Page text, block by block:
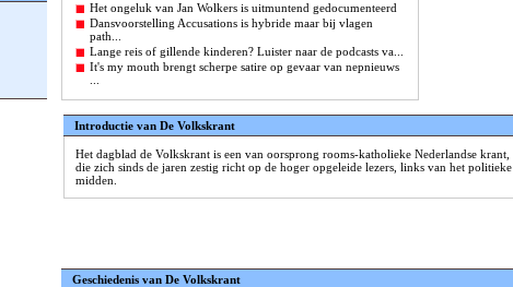
Het ongeluk van Jan Wolkers is uitmuntend gedocumenteerd
Dansvoorstelling Accusations is hybride maar bij vlagen
path...
Lange reis of gillende kinderen? Luister naar de podcasts va...
It's my mouth brengt scherpe satire op gevaar van nepnieuws
Introductie van De Volkskrant
Het dagblad de Volkskrant is een van oorsprong rooms-katholieke Nederlandse krant,
die zich sinds de jaren zestig richt op de hoger opgeleide lezers, links van het politieke
midden.
Geschiedenis van De Volkskrant